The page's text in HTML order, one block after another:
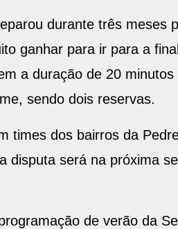
durante três meses
ganhar para ir para a
a duração de 20
sendo dois reservas.
times dos bairros da
disputa será na próxima
de verão da